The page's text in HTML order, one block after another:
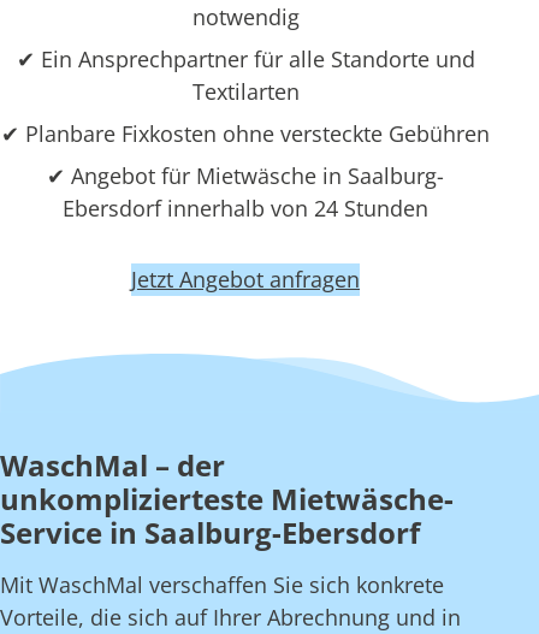
notwendig
✔ Ein Ansprechpartner für alle Standorte und
Textilarten
✔ Planbare Fixkosten ohne versteckte Gebühren
✔ Angebot für Mietwäsche in Saalburg-
Ebersdorf innerhalb von 24 Stunden
Jetzt Angebot anfragen
WaschMal – der
unkomplizierteste Mietwäsche-
Service in Saalburg-Ebersdorf
Mit WaschMal verschaffen Sie sich konkrete
Vorteile, die sich auf Ihrer Abrechnung und in